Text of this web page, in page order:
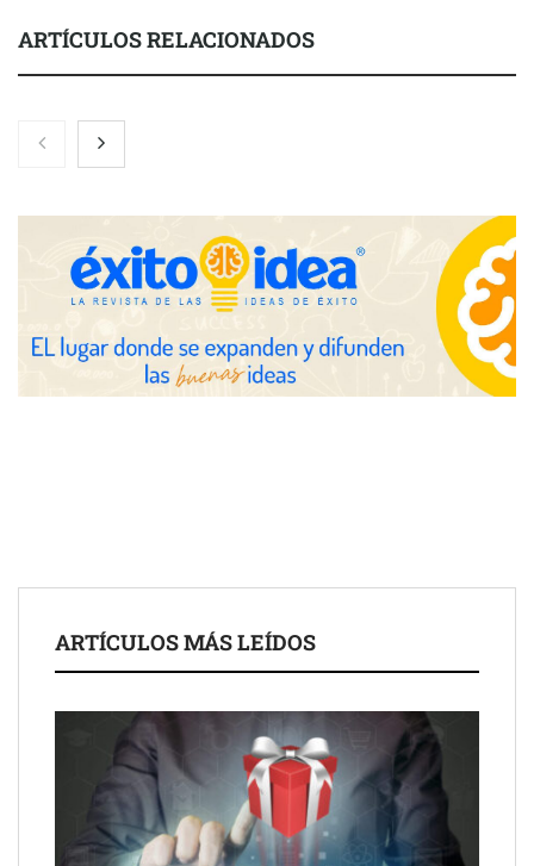
ARTÍCULOS RELACIONADOS
Nicols presenta seis modelos de anillos de compromiso para el
eclipse solar del 12 de agosto
avanzadas para trading estratégico
COMPALISS de LYSOTRIC: cuando un solo producto multiplica
las posibilidades del salón profesional
Schaeffler mejora su rentabilidad en el primer semestre de 2026
ARTÍCULOS MÁS LEÍDOS